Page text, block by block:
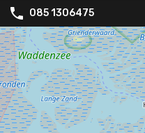
085 1306475